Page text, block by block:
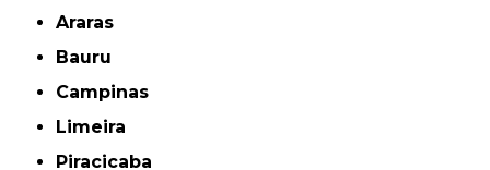
Araras
Bauru
Campinas
Limeira
Piracicaba